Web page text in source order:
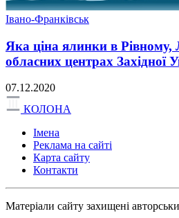
Івано-Франківськ
Яка ціна ялинки в Рівному,
обласних центрах Західної
07.12.2020
КОЛОНА
Імена
Реклама на сайті
Карта сайту
Контакти
Матеріали сайту захищені